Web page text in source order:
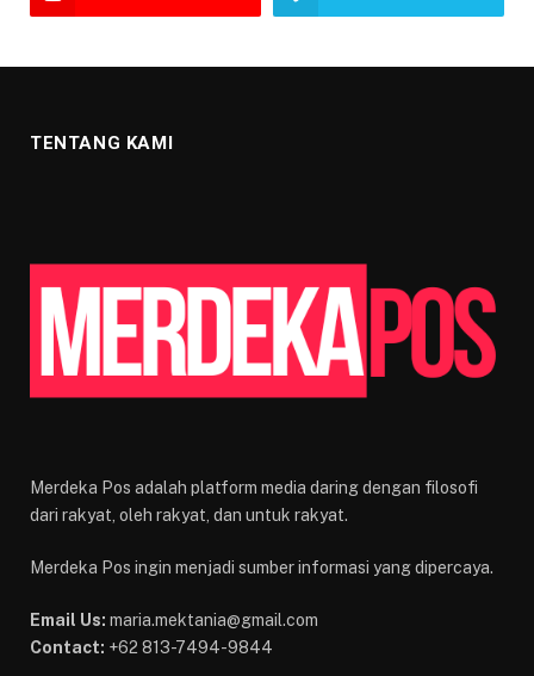
TENTANG KAMI
Merdeka Pos adalah platform media daring dengan filosofi
dari rakyat, oleh rakyat, dan untuk rakyat.
Merdeka Pos ingin menjadi sumber informasi yang dipercaya.
Email Us: maria.mektania@gmail.com
Contact: +62 813-7494-9844